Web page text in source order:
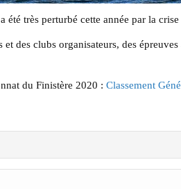
très perturbé cette année par la
des clubs organisateurs, des
du Finistère 2020 : Classement